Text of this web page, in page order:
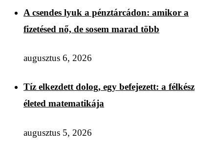
A csendes lyuk a pénztárcádon: amikor a
fizetésed nő, de sosem marad több
augusztus 6, 2026
Tíz elkezdett dolog, egy befejezett: a félkész
életed matematikája
augusztus 5, 2026